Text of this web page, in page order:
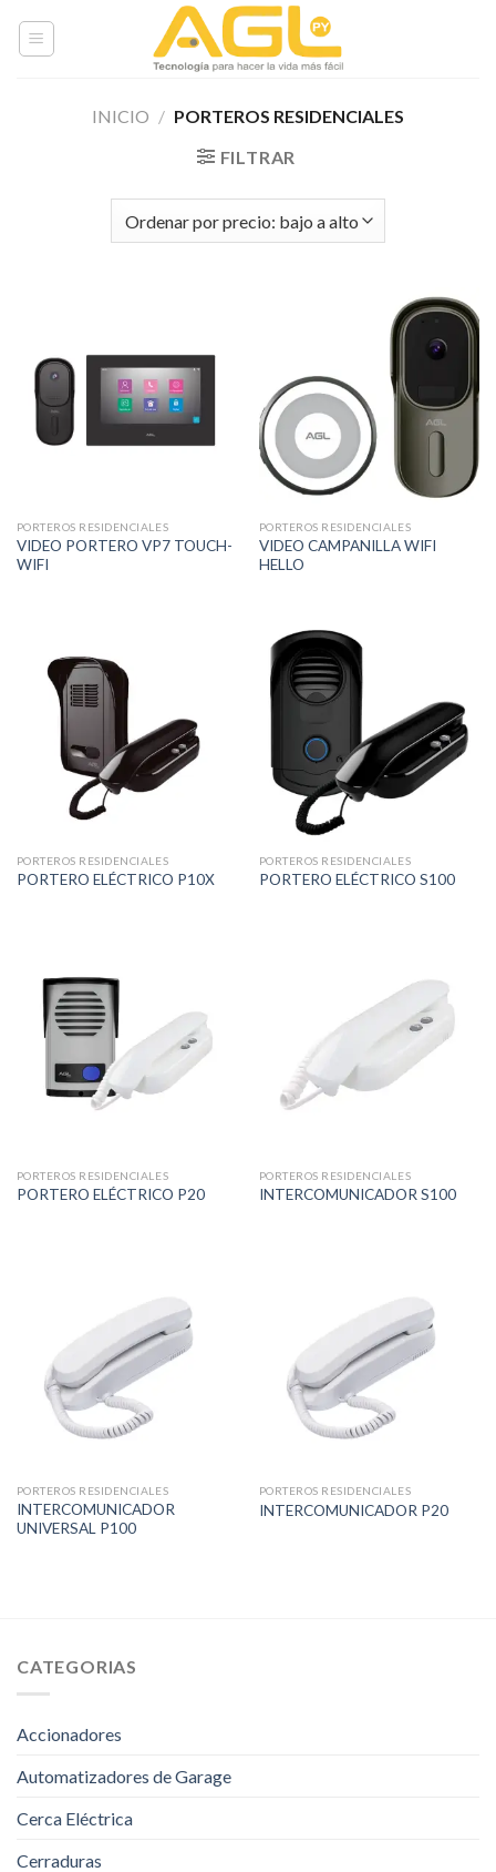
INICIO / PORTEROS RESIDENCIALES
FILTRAR
PORTEROS RESIDENCIALES
VIDEO PORTERO VP7 TOUCH-
WIFI
PORTEROS RESIDENCIALES
VIDEO CAMPANILLA WIFI
HELLO
PORTEROS RESIDENCIALES
PORTERO ELÉCTRICO P10X
PORTEROS RESIDENCIALES
PORTERO ELÉCTRICO S100
PORTEROS RESIDENCIALES
PORTERO ELÉCTRICO P20
PORTEROS RESIDENCIALES
INTERCOMUNICADOR S100
PORTEROS RESIDENCIALES
INTERCOMUNICADOR
UNIVERSAL P100
PORTEROS RESIDENCIALES
INTERCOMUNICADOR P20
CATEGORIAS
Accionadores
Automatizadores de Garage
Cerca Eléctrica
Cerraduras